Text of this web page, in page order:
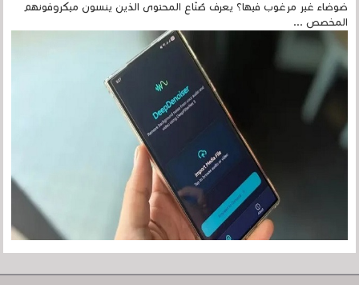
ضوضاء غير مرغوب فيها؟ يعرف صُنّاع المحتوى الذين ينسون ميكروفونهم
المخصص ...